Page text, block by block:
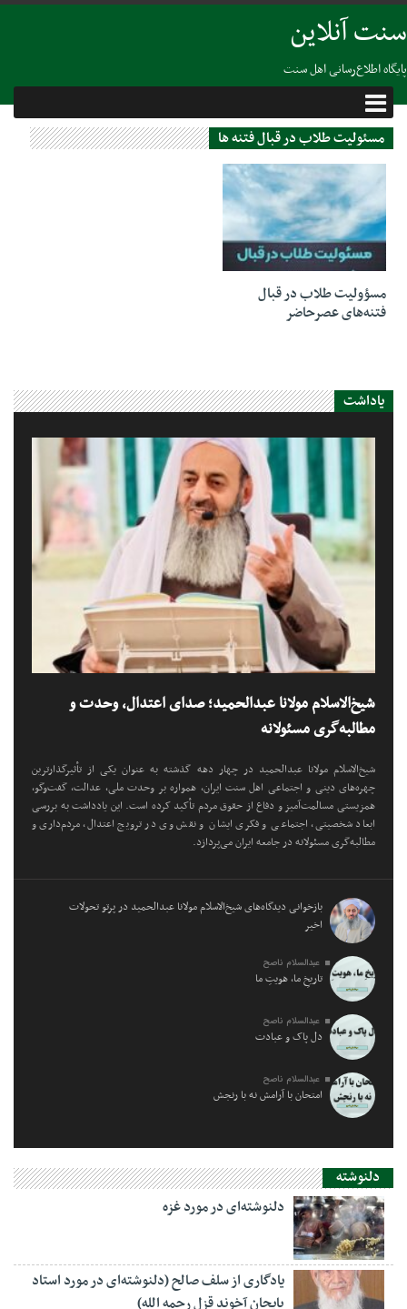
سنت آنلاین
پایگاه اطلاع‌رسانی اهل سنت
مسئولیت طلاب در قبال فتنه ها
08 فوریه 2025
مسؤولیت طلاب در قبال
فتنه‌های عصرحاضر
یاداشت
شیخ‌الاسلام مولانا عبدالحمید؛ صدای اعتدال، وحدت و
مطالبه‌گری مسئولانه
شیخ‌الاسلام مولانا عبدالحمید در چهار دهه گذشته به عنوان یکی از تأثیرگذارترین
چهره‌های دینی و اجتماعی اهل سنت ایران، همواره بر وحدت ملی، عدالت، گفت‌وگو،
همزیستی مسالمت‌آمیز و دفاع از حقوق مردم تأکید کرده است. این یادداشت به بررسی
ابعاد شخصیتی، اجتماعی و فکری ایشان و نقش وی در ترویج اعتدال، مردم‌داری و
مطالبه‌گری مسئولانه در جامعه ایران می‌پردازد.
بازخوانی دیدگاه‌های شیخ‌الاسلام مولانا عبدالحمید در پرتو تحولات
اخیر
عبدالسلام ناصح
تاریخِ ما، هویتِ ما
عبدالسلام ناصح
دل پاک و عبادت
عبدالسلام ناصح
امتحان با آرامش نه با رنجش
دلنوشته
دلنوشته‌ای در مورد غزه
یادگاری از سلف صالح (دلنوشته‌ای در مورد استاد
بایجان آخوند قزل رحمه الله)